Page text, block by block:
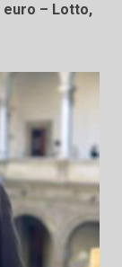
euro – Lotto,